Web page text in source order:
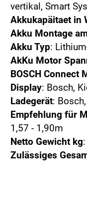
vertikal, Smart
Akkukapäitaet in
Akku Montage
Akku Typ:
AkKu Motor
BOSCH Connect
Display: Bosch,
Ladegerät:
Empfehlung für
1,57 - 1,90m
Netto Gewicht kg
Zulässiges